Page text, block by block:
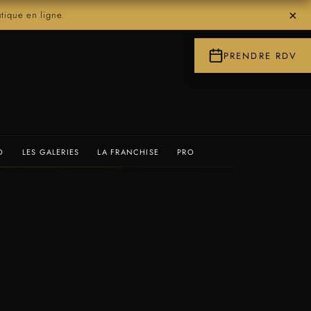
en ligne. ×
LES GALERIES LA FRANCHISE PRO
PRENDRE RDV